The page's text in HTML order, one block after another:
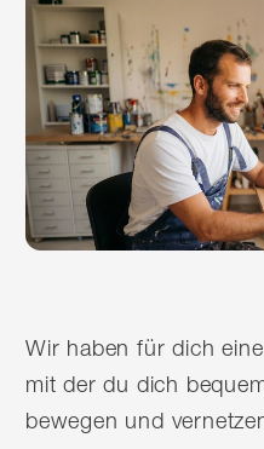
Wir haben für dich
mit der du dich
bewegen und